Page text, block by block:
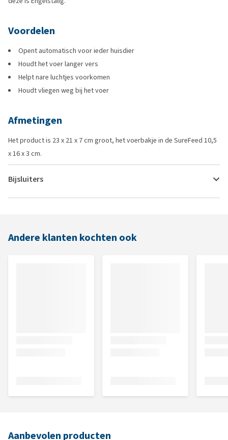
Voordelen
Opent automatisch voor ieder huisdier
Houdt het voer langer vers
Helpt nare luchtjes voorkomen
Houdt vliegen weg bij het voer
Afmetingen
Het product is 23 x 21 x 7 cm groot, het voerbakje in de SureFeed 10,5
x 16 x 3 cm.
Bijsluiters
Andere klanten kochten ook
Aanbevolen producten